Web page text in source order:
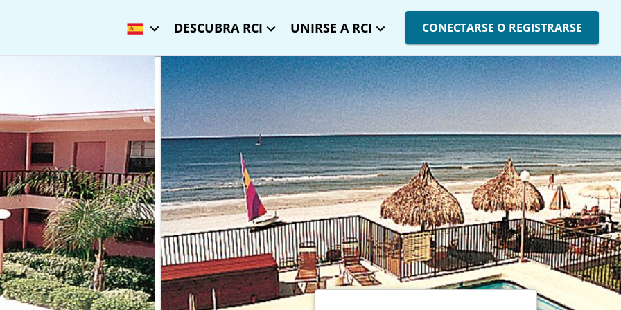
DESCUBRA RCI UNIRSE A RCI CONECTARSE O REGISTRARSE